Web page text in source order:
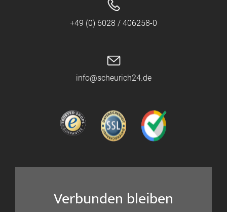
+49 (0) 6028 / 406258-0
info@scheurich24.de
Verbunden bleiben